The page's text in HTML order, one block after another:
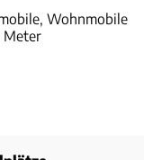
Wohnmobile
Meter